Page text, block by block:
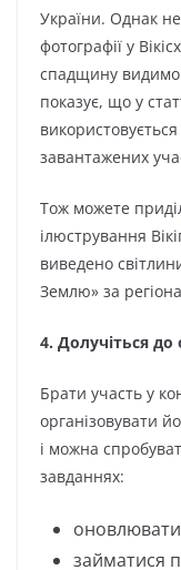
України. Однак
фотографії у
спадщину
показує, що у
завантажених
Тож можете
ілюстрування
виведено
Землю» за
4. Долучіться до
Брати участь у
організовувати
і можна
завданнях:
займатися